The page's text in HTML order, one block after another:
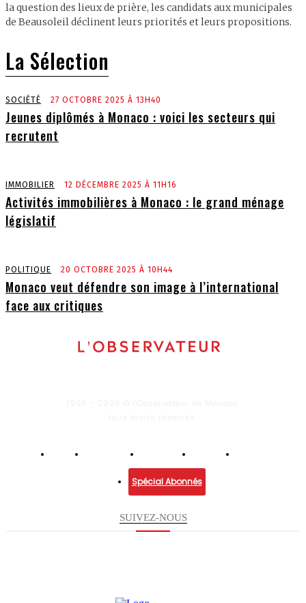
la question des lieux de prière, les candidats aux municipales
de Beausoleil déclinent leurs priorités et leurs propositions.
La Sélection
SOCIÉTÉ 27 OCTOBRE 2025 À 13H40
Jeunes diplômés à Monaco : voici les secteurs qui
recrutent
IMMOBILIER 12 DÉCEMBRE 2025 À 11H16
Activités immobilières à Monaco : le grand ménage
législatif
POLITIQUE 20 OCTOBRE 2025 À 10H44
Monaco veut défendre son image à l’international
face aux critiques
Spécial Abonnés
SUIVEZ-NOUS